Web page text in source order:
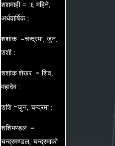
शशमाही = :६ महिने,
अर्धवार्षिक :
शशांक =चन्द्रमा, जुन,
शशी :
शशांक शेखर = शिव,
महादेव :
शशि =जुन, चन्द्रमा :
शशिमण्डल =
चन्द्रमण्डल, चन्द्रमाको